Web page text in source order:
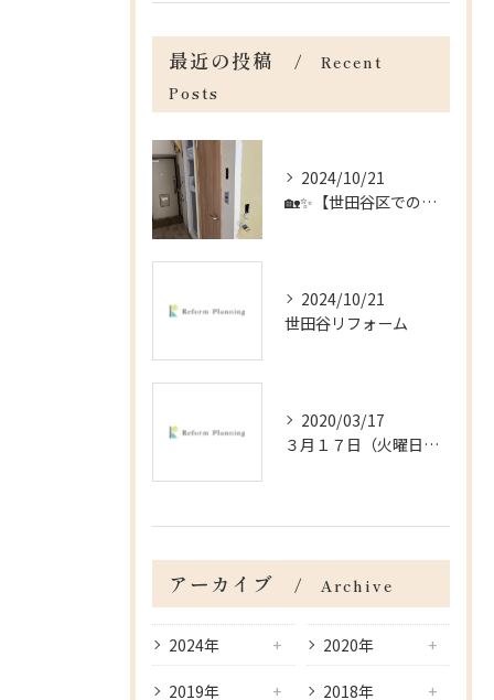
最近の投稿
Recent
Posts
2024/10/21
🏡✨【世田谷区でのリフォームのお手伝い】✨🏡
2024/10/21
世田谷リフォーム
2020/03/17
３月１７日（火曜日）＠杉並区の戸建の内装工事
アーカイブ Archive
2024年 2020年
2019年 2018年